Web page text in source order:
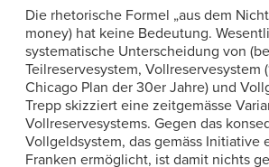
Die rhetorische Formel „aus dem
money) hat keine Bedeutung.
systematische Unterscheidung von
Teilreservesystem, Vollreservesystem
Chicago Plan der 30er Jahre) und
Trepp skizziert eine zeitgemässe
Vollreservesystems. Gegen das
Vollgeldsystem, das gemäss Initiative
Franken ermöglicht, ist damit nichts